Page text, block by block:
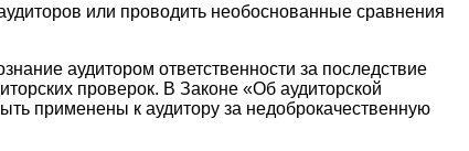
или проводить необоснованные сравнения
аудитором ответственности за последствие
проверок. В Законе «Об аудиторской
применены к аудитору за недоброкачественную